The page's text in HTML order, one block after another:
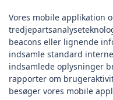
Vores mobile applikation
beacons eller lignende
indsamle standard
indsamlede oplysninger
rapporter om
besøger vores mobile